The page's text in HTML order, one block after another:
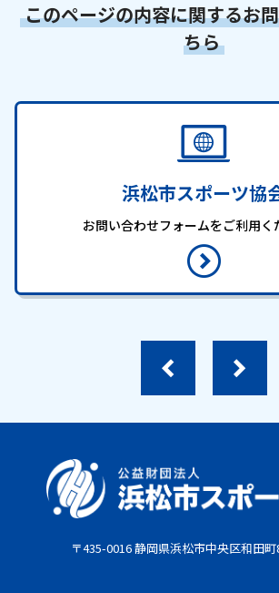
教室・イベントに関するお問い合わせは、
各教室・イベントページの問い合わせ先までお願
このページの内容に関するお
ちら
浜松市スポーツ協
お問い合わせフォームをご利用く
〒435-0016 静岡県浜松市中央区和田町